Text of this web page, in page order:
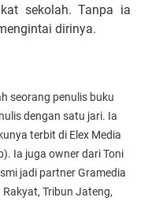
sekolah. Tanpa ia
dirinya.
seorang penulis buku
dengan satu jari. Ia
terbit di Elex Media
Ia juga owner dari Toni
jadi partner Gramedia
Tribun Jateng,